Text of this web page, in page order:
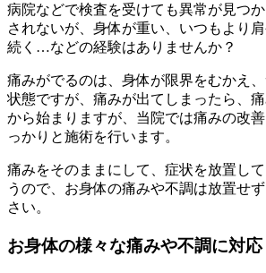
病院などで検査を受けても異常が見つ
されないが、身体が重い、いつもより
続く…などの経験はありませんか？
痛みがでるのは、身体が限界をむかえ
状態ですが、痛みが出てしまったら、
から始まりますが、当院では痛みの改
っかりと施術を行います。
痛みをそのままにして、症状を放置し
うので、お身体の痛みや不調は放置せ
さい。
お身体の様々な痛みや不調に対応